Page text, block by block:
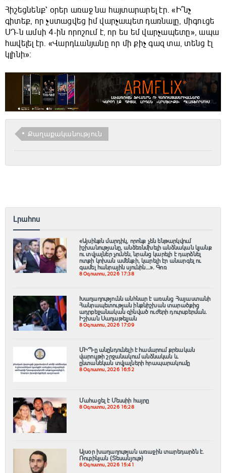
Հիշեցնենք՝ օրեր առաջ նա հայտարարել էր. «Ի՞նչ
գիտեք, որ չստացվեց իմ վարչապետ դառնալը, միգուցե
ՍԴ-ն ամսի 4-ին որոշում է, որ ես եմ վարչապետը», ապա
հավելել էր. «Վարդևանյանը որ մի քիչ գազ տա, տենց էլ
կլինի»։
Քաղաքականություն
Լրահոս
«Այսինքն մարդիկ, որոնք չեն ենթարկվում
իշխանությանը, անձեռնմխելի անձնական կյանք
ու տվյալներ չունեն, նրանց կարելի է դարձնել
ոտքի կոխան ամենքի, կարելի էր անարգել ու
գամել հանրային սյունին…». Գոռ
8 Օգոստոս, 2026 17:38
Խաղաղությունն անհնար է առանց Հայաստանի
Հանրապետության ինքնիշխան տարածքից
ադրբեջանական զինված ուժերի դուրսբերման․
Իշխան Սաղաթելյան
8 Օգոստոս, 2026 17:09
ՄԻՊ-ը անընդունելի է համարում քրեական
վարույթի շրջանակում անձնական և
ընտանեկան տվյալների հրապարակումը
8 Օգոստոս, 2026 16:52
Մահացել է Մեսսիի հայրը
8 Օգոստոս, 2026 16:28
Այսօր խաղաղության առաջին տարեդարձն է.
Ռուբինյան (Տեսանյութ)
8 Օգոստոս, 2026 15:41